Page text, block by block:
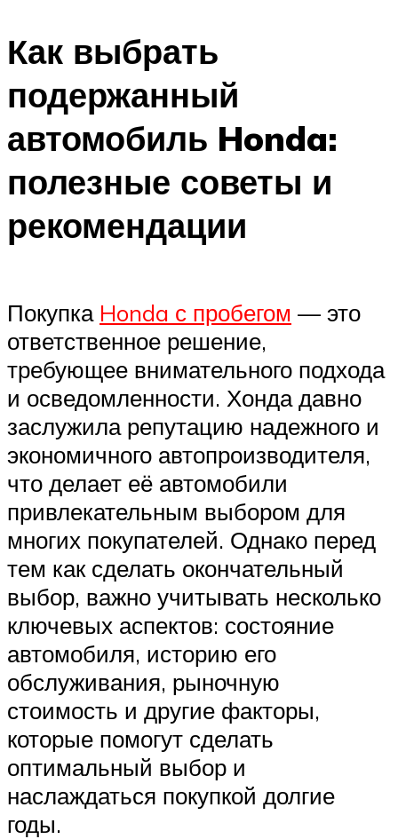
Как выбрать
подержанный
автомобиль Honda:
полезные советы и
рекомендации
Покупка Honda с пробегом — это
ответственное решение,
требующее внимательного подхода
и осведомленности. Хонда давно
заслужила репутацию надежного и
экономичного автопроизводителя,
что делает её автомобили
привлекательным выбором для
многих покупателей. Однако перед
тем как сделать окончательный
выбор, важно учитывать несколько
ключевых аспектов: состояние
автомобиля, историю его
обслуживания, рыночную
стоимость и другие факторы,
которые помогут сделать
оптимальный выбор и
наслаждаться покупкой долгие
годы.